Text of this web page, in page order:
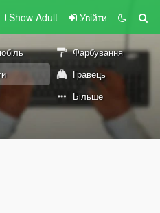
Show Adult Увійти
Фарбування
Гравець
Більше